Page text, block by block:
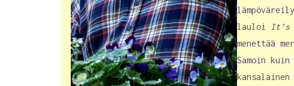
lauloi
It’s
menettää
Samoin